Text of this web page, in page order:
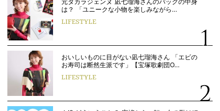
は？ 「ユニークな小物を楽しみながら…
LIFESTYLE
おいしいものに目がない凪七瑠海さん 「エビの
お寿司は断然生派です」【宝塚歌劇団O…
LIFESTYLE